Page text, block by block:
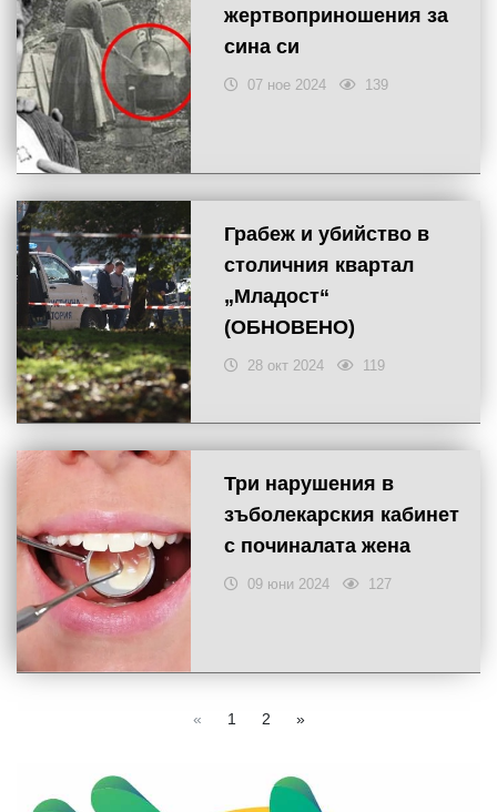
жертвоприношения за
сина си
07 ное 2024 139
Грабеж и убийство в
столичния квартал
„Младост“
(ОБНОВЕНО)
28 окт 2024 119
Три нарушения в
зъболекарския кабинет
с починалата жена
09 юни 2024 127
« 1 2 »